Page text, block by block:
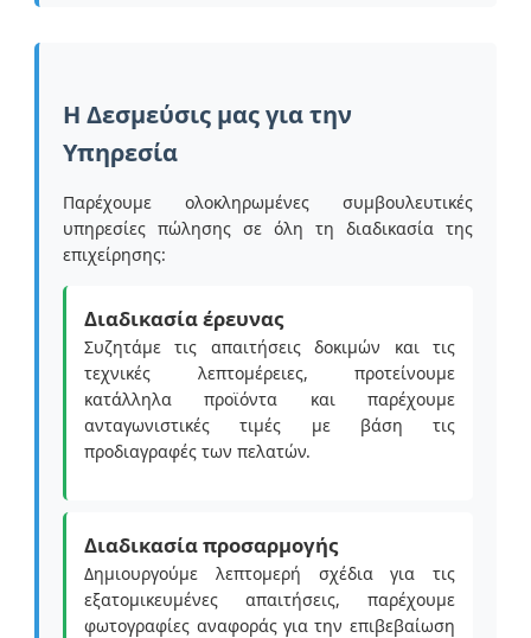
Η Δεσμεύσις μας για την
Υπηρεσία
Παρέχουμε ολοκληρωμένες συμβουλευτικές
υπηρεσίες πώλησης σε όλη τη διαδικασία της
επιχείρησης:
Διαδικασία έρευνας
Συζητάμε τις απαιτήσεις δοκιμών και τις
τεχνικές λεπτομέρειες, προτείνουμε
κατάλληλα προϊόντα και παρέχουμε
ανταγωνιστικές τιμές με βάση τις
προδιαγραφές των πελατών.
Διαδικασία προσαρμογής
Δημιουργούμε λεπτομερή σχέδια για τις
εξατομικευμένες απαιτήσεις, παρέχουμε
φωτογραφίες αναφοράς για την επιβεβαίωση